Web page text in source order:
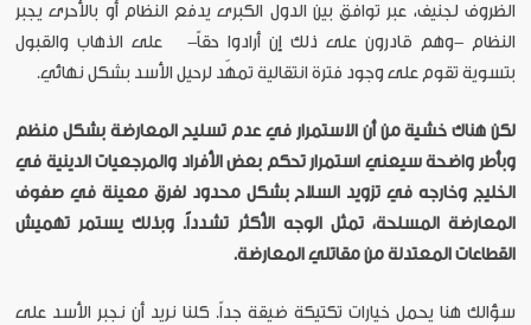
الظروف لجنيف، عبر توافق بين الدول الكبرى يدفع النظام أو بالأحرى يُجبر
النظام -وهم قادرون على ذلك إن أرادوا حقاً- على الذهاب والقبول
بتسوية تقوم على وجود فترة انتقالية تمهّد لرحيل الأسد بشكل نهائي.
لكن هناك خشية من أن الاستمرار في عدم تسليح المعارضة بشكل منظم
وبأطر واضحة سيعني استمرار تحكم بعض الأفراد والمرجعيات الدينية في
الخليج وخارجه في تزويد السلاح بشكل محدود لفرق معينة في صفوف
المعارضة المسلحة، تمثل الوجه الأكثر تشدداً. وبذلك يستمر تهميش
القطاعات المعتدلة من مقاتلي المعارضة.
سؤالك هنا يحمل خيارات تكتيكة ضيقة جداً. كلنا نريد أن نجبر الأسد على